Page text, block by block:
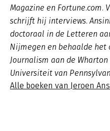
Magazine en Fortune.com.
schrijft hij interviews.
doctoraal in de Letteren
Nijmegen en behaalde het
Journalism aan de
Universiteit van
Alle boeken van Jeroen